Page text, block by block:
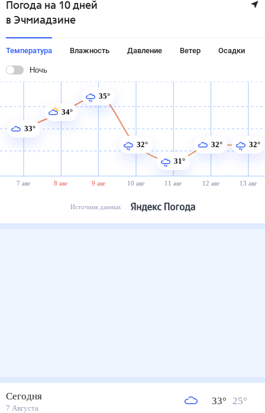
Погода на 10 дней
в Эчмиадзине
Температура Влажность Давление Ветер Осадки
Ночь
7 авг 8 авг 9 авг 10 авг 11 авг 12 авг 13 авг
33°
34°
35°
32°
31°
32° 32°
Источник данных
Сегодня
7 Августа
33° 25°